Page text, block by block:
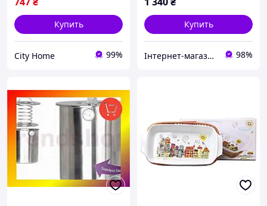
Купить
City Home 99%
Купить
Інтернет-магазин Lider Zahid 98%